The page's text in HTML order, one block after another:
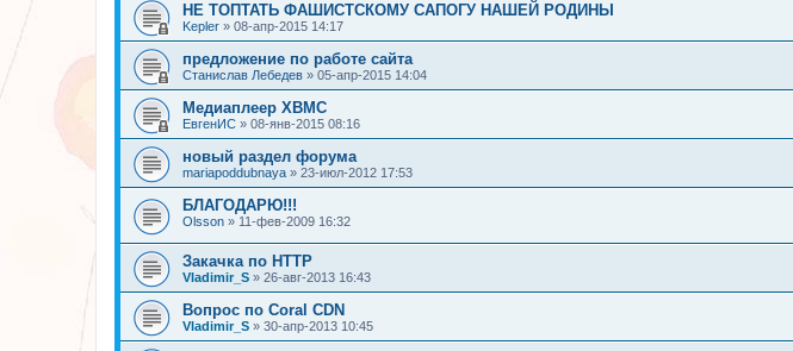
НЕ ТОПТАТЬ ФАШИСТСКОМУ САПОГУ НАШЕЙ РОДИНЫ
Kepler » 08-апр-2015 14:17
предложение по работе сайта
Станислав Лебедев » 05-апр-2015 14:04
Медиаплеер XBMC
ЕвгенИС » 08-янв-2015 08:16
новый раздел форума
mariapoddubnaya » 23-июл-2012 17:53
БЛАГОДАРЮ!!!
Olsson » 11-фев-2009 16:32
Закачка по HTTP
Vladimir_S » 26-авг-2013 16:43
Вопрос по Coral CDN
Vladimir_S » 30-апр-2013 10:45